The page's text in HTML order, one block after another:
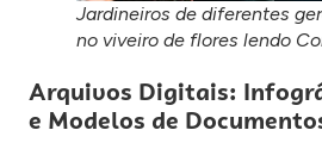
Jardineiros de diferentes
no viveiro de flores lendo
Arquivos Digitais:
e Modelos de